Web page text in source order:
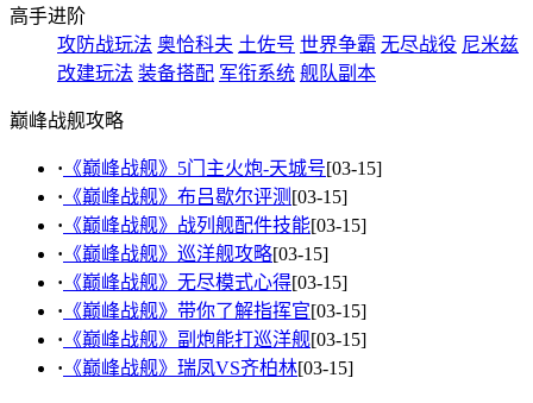
高手进阶
攻防战玩法 奥恰科夫 土佐号 世界争霸 无尽战役 尼米兹
改建玩法 装备搭配 军衔系统 舰队副本
巅峰战舰攻略
· 《巅峰战舰》5门主火炮-天城号[03-15]
· 《巅峰战舰》布吕歇尔评测 [03-15]
· 《巅峰战舰》战列舰配件技能[03-15]
· 《巅峰战舰》巡洋舰攻略[03-15]
· 《巅峰战舰》无尽模式心得[03-15]
· 《巅峰战舰》带你了解指挥官[03-15]
· 《巅峰战舰》副炮能打巡洋舰[03-15]
· 《巅峰战舰》瑞凤VS齐柏林[03-15]